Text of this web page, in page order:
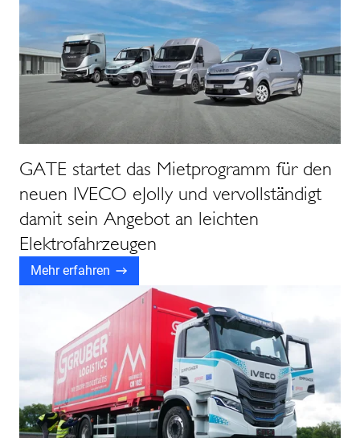
GATE startet das Mietprogramm für den
neuen IVECO eJolly und vervollständigt
damit sein Angebot an leichten
Elektrofahrzeugen
Mehr erfahren